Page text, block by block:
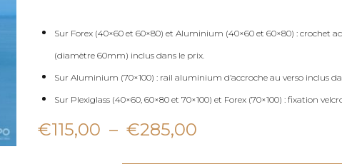
Sur Forex (40×60 et 60×80) et Aluminium (40×60 et 60×80) : crochet
(diamètre 60mm) inclus dans le prix.
Sur Aluminium (70×100) : rail aluminium d’accroche au verso inclus
Sur Plexiglass (40×60, 60×80 et 70×100) et Forex (70×100) : fixation
€115,00 – €285,00